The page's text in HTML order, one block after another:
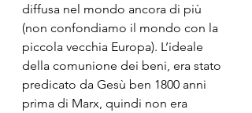
diffusa nel mondo ancora di più
(non confondiamo il mondo con la
piccola vecchia Europa). L’ideale
della comunione dei beni, era stato
predicato da Gesù ben 1800 anni
prima di Marx, quindi non era